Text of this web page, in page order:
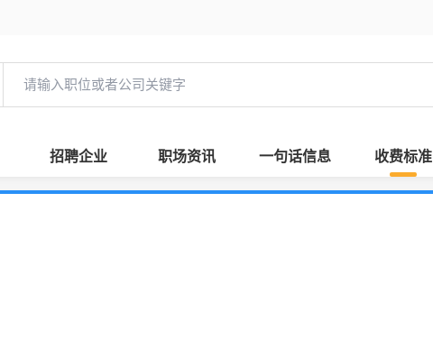
招聘企业 职场资讯 一句话信息 收费标准